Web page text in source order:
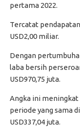
pertama 2022.
Tercatat
USD2,00 miliar.
Dengan
laba bersih
USD970,75 juta.
Angka ini
periode yang sama
USD337,04 juta.